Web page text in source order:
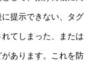
提示できない、タグ
てしまった、または
あります。これを防